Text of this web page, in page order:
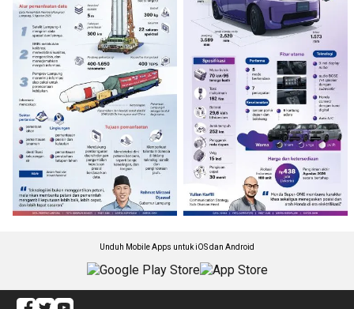
Unduh Mobile Apps untuk iOS dan Android